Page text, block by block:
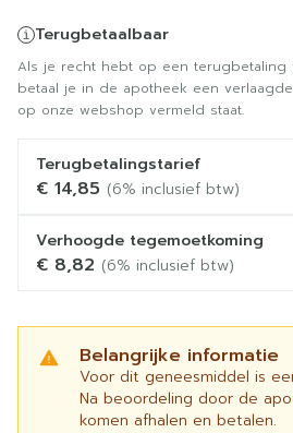
Terugbetaalbaar
Als je recht hebt op een terugbetaling
betaal je in de apotheek een
op onze webshop vermeld staat.
Terugbetalingstarief
€ 14,85 (6% inclusief btw)
Verhoogde tegemoetkoming
€ 8,82 (6% inclusief btw)
Belangrijke informatie
Voor dit geneesmiddel is
Na beoordeling door de
komen afhalen en betalen.